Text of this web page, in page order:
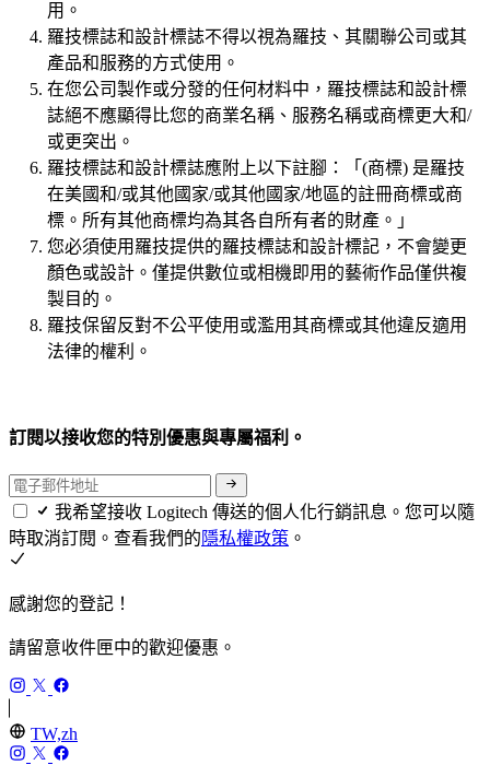
用。
羅技標誌和設計標誌不得以視為羅技、其關聯公司或其
產品和服務的方式使用。
在您公司製作或分發的任何材料中，羅技標誌和設計標
誌絕不應顯得比您的商業名稱、服務名稱或商標更大和/
或更突出。
羅技標誌和設計標誌應附上以下註腳：「(商標) 是羅技
在美國和/或其他國家/或其他國家/地區的註冊商標或商
標。所有其他商標均為其各自所有者的財產。」
您必須使用羅技提供的羅技標誌和設計標記，不會變更
顏色或設計。僅提供數位或相機即用的藝術作品僅供複
製目的。
羅技保留反對不公平使用或濫用其商標或其他違反適用
法律的權利。
訂閱以接收您的特別優惠與專屬福利。
我希望接收 Logitech 傳送的個人化行銷訊息。您可以隨
時取消訂閱。查看我們的隱私權政策 。
感謝您的登記！
請留意收件匣中的歡迎優惠。
TW,zh